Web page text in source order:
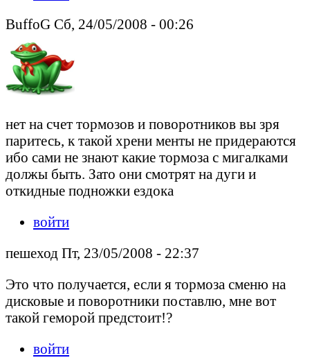
BuffoG Сб, 24/05/2008 - 00:26
нет на счет тормозов и поворотников вы зря
паритесь, к такой хрени менты не придераются
ибо сами не знают какие тормоза с мигалками
должы быть. Зато они смотрят на дуги и
откидные подножки ездока
войти
пешеход Пт, 23/05/2008 - 22:37
Это что получается, если я тормоза сменю на
дисковые и поворотники поставлю, мне вот
такой геморой предстоит!?
войти